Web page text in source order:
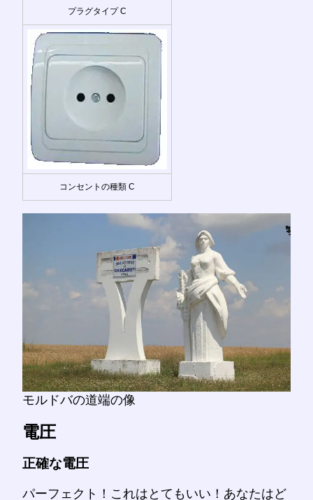
プラグタイプ C
コンセントの種類 C
モルドバの道端の像
電圧
正確な電圧
パーフェクト！これはとてもいい！あなたはど